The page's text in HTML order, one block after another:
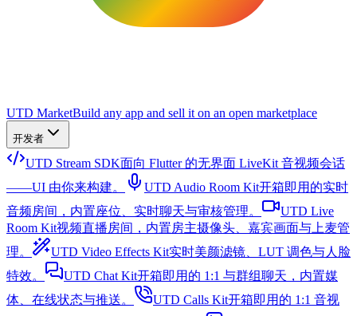
UTD MarketBuild any app and sell it on an open marketplace
开发者
UTD Stream SDK面向 Flutter 的无界面 LiveKit 音视频会话
——UI 由你来构建。
UTD Audio Room Kit开箱即用的实时
音频房间，内置座位、实时聊天与审核管理。
UTD Live
Room Kit视频直播房间，内置房主摄像头、嘉宾画面与上麦管
理。
UTD Video Effects Kit实时美颜滤镜、LUT 调色与人脸
特效。
UTD Chat Kit开箱即用的 1:1 与群组聊天，内置媒
体、在线状态与推送。
UTD Calls Kit开箱即用的 1:1 音视